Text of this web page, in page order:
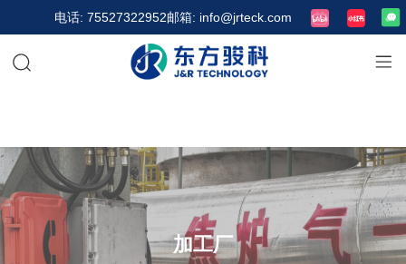
电话: 75527322952邮箱: info@jrteck.com
加工厂